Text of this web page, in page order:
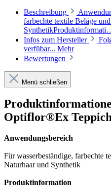
Beschreibung
farbechte textile Beläge
Infos zum Hersteller
verfübar... Mehr
Bewertungen
Menü schließen
Optiflor®Ex
Anwendungsbereich
Für wasserbeständige, farbechte
Naturhaar und Synthetik
Produktinformation